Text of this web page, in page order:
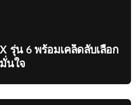
รุ่น 6 พร้อมเคล็ดลับเลือก
นใจ